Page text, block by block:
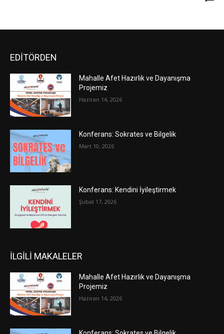
EDİTÖRDEN
Mahalle Afet Hazırlık ve Dayanışma
Projemiz
Haziran 14, 2026
Konferans: Sokrates ve Bilgelik
Mart 10, 2026
Konferans: Kendini İyileştirmek
Şubat 17, 2026
İLGİLİ MAKALELER
Mahalle Afet Hazırlık ve Dayanışma
Projemiz
Haziran 14, 2026